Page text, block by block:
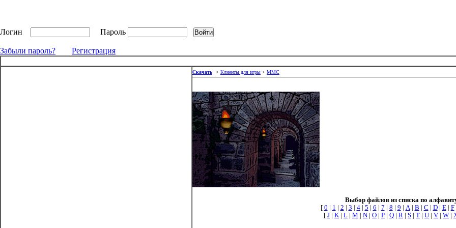
Логин Пароль
Забыли пароль? Регистрация
Скачать > Клиенты для игры > MMC
Выбор файлов из списка по
[ 0 1 2 3 4| 5 6 7 8 9 A| B C D| E| F|
[ J K L M N O P Q R S T U V W